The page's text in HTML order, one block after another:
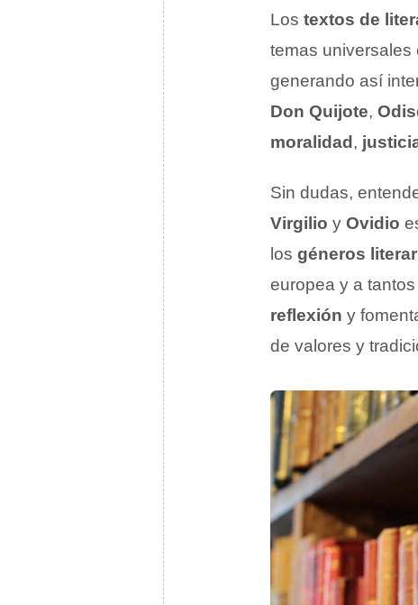
Los textos de
temas universales
generando así
Don Quijote,
moralidad ,
Sin dudas,
Virgilio y Ovidio
los géneros
europea y a
reflexión y
de valores y